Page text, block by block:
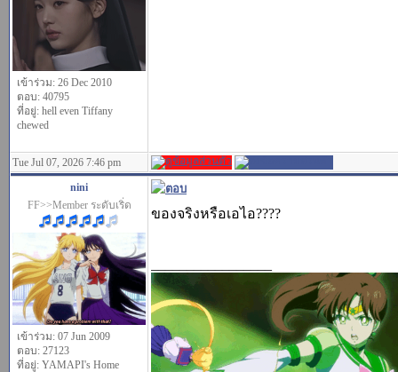
เข้าร่วม: 26 Dec 2010
ตอบ: 40795
ที่อยู่: hell even Tiffany
chewed
Tue Jul 07, 2026 7:46 pm
nini
FF>>Member ระดับเริ่ด
เข้าร่วม: 07 Jun 2009
ตอบ: 27123
ที่อยู่: YAMAPI's Home
ของจริงหรือเอไอ????